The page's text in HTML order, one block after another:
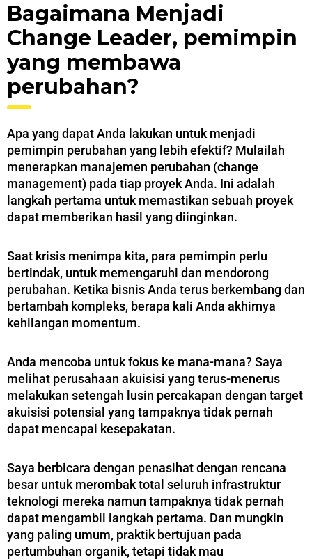
Bagaimana Menjadi
Change Leader, pemimpin
yang membawa
perubahan?
Apa yang dapat Anda lakukan untuk menjadi
pemimpin perubahan yang lebih efektif? Mulailah
menerapkan manajemen perubahan (change
management) pada tiap proyek Anda. Ini adalah
langkah pertama untuk memastikan sebuah proyek
dapat memberikan hasil yang diinginkan.
Saat krisis menimpa kita, para pemimpin perlu
bertindak, untuk memengaruhi dan mendorong
perubahan. Ketika bisnis Anda terus berkembang dan
bertambah kompleks, berapa kali Anda akhirnya
kehilangan momentum.
Anda mencoba untuk fokus ke mana-mana? Saya
melihat perusahaan akuisisi yang terus-menerus
melakukan setengah lusin percakapan dengan target
akuisisi potensial yang tampaknya tidak pernah
dapat mencapai kesepakatan.
Saya berbicara dengan penasihat dengan rencana
besar untuk merombak total seluruh infrastruktur
teknologi mereka namun tampaknya tidak pernah
dapat mengambil langkah pertama. Dan mungkin
yang paling umum, praktik bertujuan pada
pertumbuhan organik, tetapi tidak mau